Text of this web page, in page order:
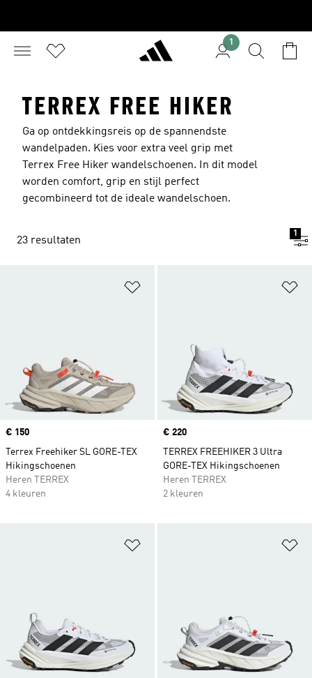
1
TERREX FREE HIKER
Ga op ontdekkingsreis op de spannendste
wandelpaden. Kies voor extra veel grip met
Terrex Free Hiker wandelschoenen. In dit model
worden comfort, grip en stijl perfect
gecombineerd tot de ideale wandelschoen.
23 resultaten
1
Price
€ 150
Terrex Freehiker SL GORE-TEX
Hikingschoenen
Heren TERREX
4 kleuren
Price
€ 220
TERREX FREEHIKER 3 Ultra
GORE-TEX Hikingschoenen
Heren TERREX
2 kleuren